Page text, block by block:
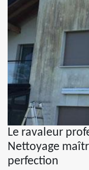
Le ravaleur
Nettoyage
perfection